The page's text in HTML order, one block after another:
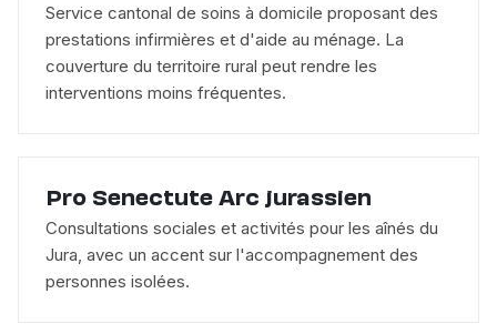
Service cantonal de soins à domicile proposant des
prestations infirmières et d'aide au ménage. La
couverture du territoire rural peut rendre les
interventions moins fréquentes.
Pro Senectute Arc jurassien
Consultations sociales et activités pour les aînés du
Jura, avec un accent sur l'accompagnement des
personnes isolées.